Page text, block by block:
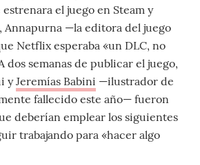
el juego en Steam y
—la editora del juego
Netflix esperaba «un DLC, no
dos semanas de publicar el juego,
yJeremías Babini —ilustrador de
fallecido este año— fueron
deberían emplear los siguientes
trabajando para «hacer algo